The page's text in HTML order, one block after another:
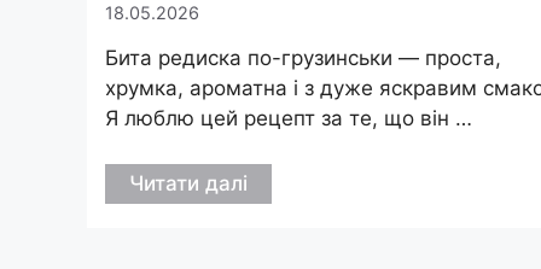
18.05.2026
Бита редиска по-грузинськи — проста,
хрумка, ароматна і з дуже яскравим
Я люблю цей рецепт за те, що він …
Читати далі